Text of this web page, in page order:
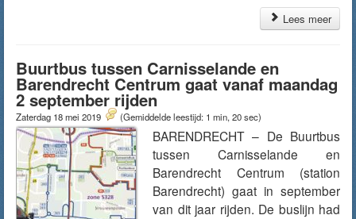
Lees meer
Buurtbus tussen Carnisselande en
Barendrecht Centrum gaat vanaf maandag
2 september rijden
Zaterdag 18 mei 2019 (Gemiddelde leestijd: 1 min, 20 sec)
BARENDRECHT – De Buurtbus
tussen Carnisselande en
Barendrecht Centrum (station
Barendrecht) gaat in september
van dit jaar rijden. De buslijn had